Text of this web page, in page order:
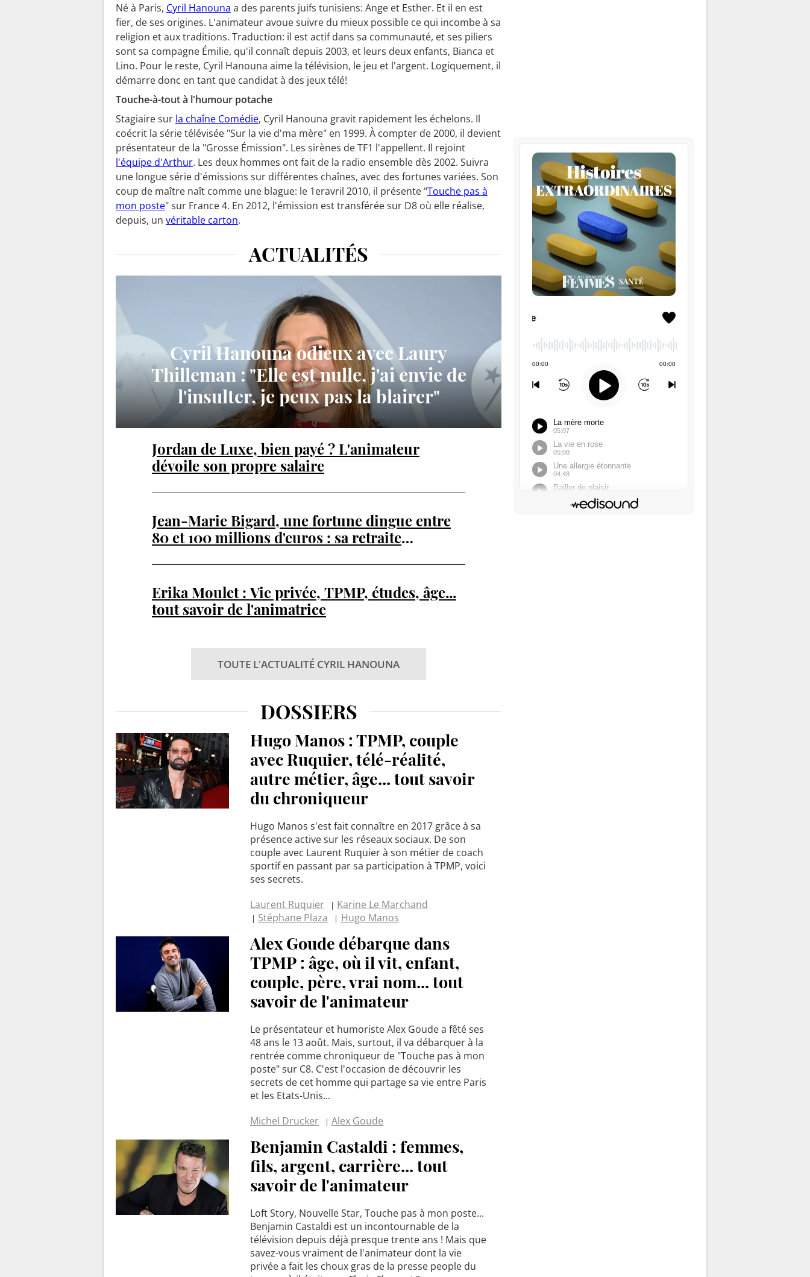
Né à Paris, Cyril Hanouna a des parents juifs tunisiens: Ange et Esther. Et il en est
fier, de ses origines. L'animateur avoue suivre du mieux possible ce qui incombe à sa
religion et aux traditions. Traduction: il est actif dans sa communauté, et ses piliers
sont sa compagne Émilie, qu'il connaît depuis 2003, et leurs deux enfants, Bianca et
Lino. Pour le reste, Cyril Hanouna aime la télévision, le jeu et l'argent. Logiquement, il
démarre donc en tant que candidat à des jeux télé!
Touche-à-tout à l'humour potache
Stagiaire sur la chaîne Comédie, Cyril Hanouna gravit rapidement les échelons. Il
coécrit la série télévisée "Sur la vie d'ma mère" en 1999. À compter de 2000, il devient
présentateur de la "Grosse Émission". Les sirènes de TF1 l'appellent. Il rejoint
l'équipe d'Arthur. Les deux hommes ont fait de la radio ensemble dès 2002. Suivra
une longue série d'émissions sur différentes chaînes, avec des fortunes variées. Son
coup de maître naît comme une blague: le 1eravril 2010, il présente "Touche pas à
mon poste" sur France 4. En 2012, l'émission est transférée sur D8 où elle réalise,
depuis, un véritable carton.
ACTUALITÉS
Cyril Hanouna odieux avec Laury
Thilleman : "Elle est nulle, j'ai envie de
l'insulter, je peux pas la blairer"
Jordan de Luxe, bien payé ? L'animateur
dévoile son propre salaire
Jean-Marie Bigard, une fortune dingue entre
80 et 100 millions d'euros : sa retraite
Erika Moulet : Vie privée, TPMP, études, âge...
tout savoir de l'animatrice
TOUTE L'ACTUALITÉ CYRIL HANOUNA
DOSSIERS
Hugo Manos : TPMP, couple
avec Ruquier, télé-réalité,
autre métier, âge... tout savoir
du chroniqueur
Hugo Manos s'est fait connaître en 2017 grâce à sa
présence active sur les réseaux sociaux. De son
couple avec Laurent Ruquier à son métier de coach
sportif en passant par sa participation à TPMP, voici
ses secrets.
Laurent Ruquier
Karine Le Marchand
Stéphane Plaza
Hugo Manos
Alex Goude débarque dans
TPMP : âge, où il vit, enfant,
couple, père, vrai nom... tout
savoir de l'animateur
Le présentateur et humoriste Alex Goude a fêté ses
48 ans le 13 août. Mais, surtout, il va débarquer à la
rentrée comme chroniqueur de "Touche pas à mon
poste" sur C8. C'est l'occasion de découvrir les
secrets de cet homme qui partage sa vie entre Paris
et les Etats-Unis...
Michel Drucker
Alex Goude
Benjamin Castaldi : femmes,
fils, argent, carrière... tout
savoir de l'animateur
Loft Story, Nouvelle Star, Touche pas à mon poste...
Benjamin Castaldi est un incontournable de la
télévision depuis déjà presque trente ans ! Mais que
savez-vous vraiment de l'animateur dont la vie
privée a fait les choux gras de la presse people du